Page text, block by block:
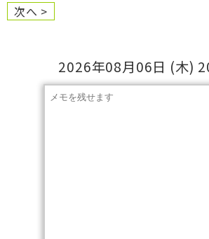
次へ >
2026年08月06日 (木)